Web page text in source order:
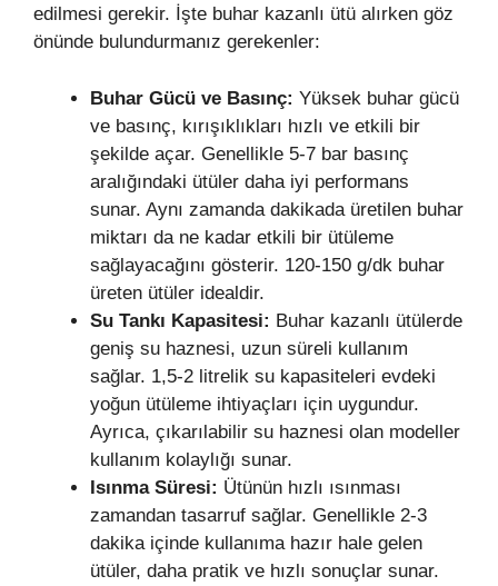
edilmesi gerekir. İşte buhar kazanlı ütü alırken göz
önünde bulundurmanız gerekenler:
Buhar Gücü ve Basınç: Yüksek buhar gücü
ve basınç, kırışıklıkları hızlı ve etkili bir
şekilde açar. Genellikle 5-7 bar basınç
aralığındaki ütüler daha iyi performans
sunar. Aynı zamanda dakikada üretilen buhar
miktarı da ne kadar etkili bir ütüleme
sağlayacağını gösterir. 120-150 g/dk buhar
üreten ütüler idealdir.
Su Tankı Kapasitesi: Buhar kazanlı ütülerde
geniş su haznesi, uzun süreli kullanım
sağlar. 1,5-2 litrelik su kapasiteleri evdeki
yoğun ütüleme ihtiyaçları için uygundur.
Ayrıca, çıkarılabilir su haznesi olan modeller
kullanım kolaylığı sunar.
Isınma Süresi: Ütünün hızlı ısınması
zamandan tasarruf sağlar. Genellikle 2-3
dakika içinde kullanıma hazır hale gelen
ütüler, daha pratik ve hızlı sonuçlar sunar.